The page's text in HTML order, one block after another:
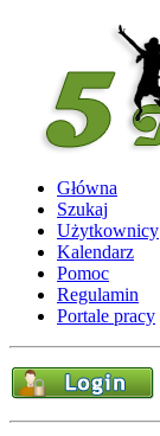
Główna
Szukaj
Użytkownicy
Kalendarz
Pomoc
Regulamin
Portale pracy